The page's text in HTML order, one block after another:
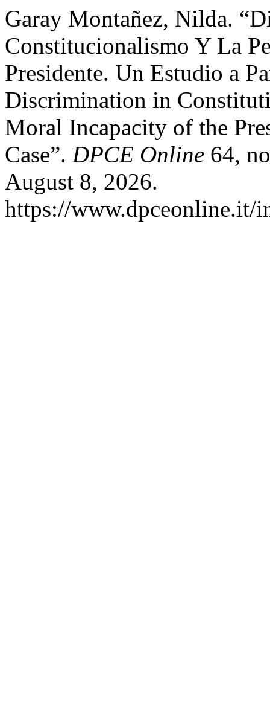
Garay Montañez, Nilda.
Constitucionalismo Y La
Presidente. Un Estudio a
Discrimination in
Moral Incapacity of the
Case”. DPCE Online 64,
August 8, 2026.
https://www.dpceonline.it/